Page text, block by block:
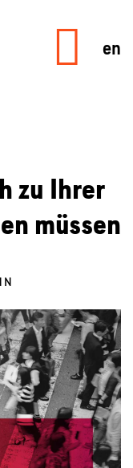
en
zu Ihrer
müssen